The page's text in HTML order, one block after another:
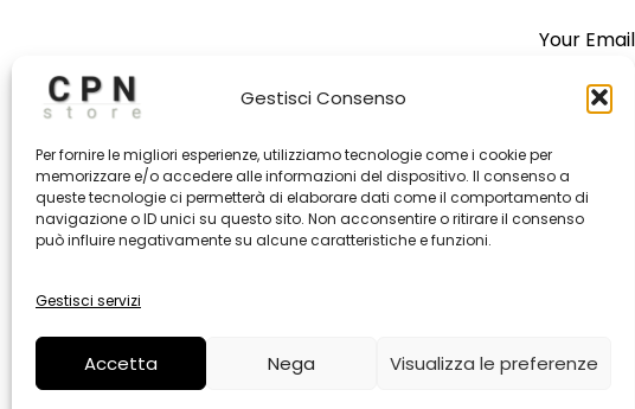
Gestisci Consenso
Per fornire le migliori esperienze, utilizziamo tecnologie come i cookie per
memorizzare e/o accedere alle informazioni del dispositivo. Il consenso a
queste tecnologie ci permetterà di elaborare dati come il comportamento di
navigazione o ID unici su questo sito. Non acconsentire o ritirare il consenso
può influire negativamente su alcune caratteristiche e funzioni.
Gestisci servizi
Accetta Nega Visualizza le preferenze